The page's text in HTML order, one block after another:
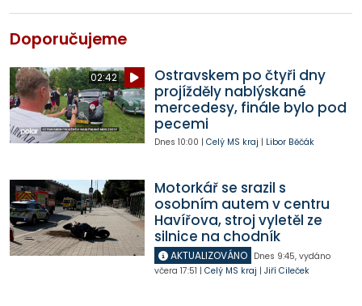
Doporučujeme
02:42
Ostravskem po čtyři dny
projížděly nablýskané
mercedesy, finále bylo pod
pecemi
Dnes 10:00 | Celý MS kraj | Libor Běčák
Motorkář se srazil s
osobním autem v centru
Havířova, stroj vyletěl ze
silnice na chodník
AKTUALIZOVÁNO Dnes 9:45, vydáno
včera 17:51 | Celý MS kraj | Jiří Cileček